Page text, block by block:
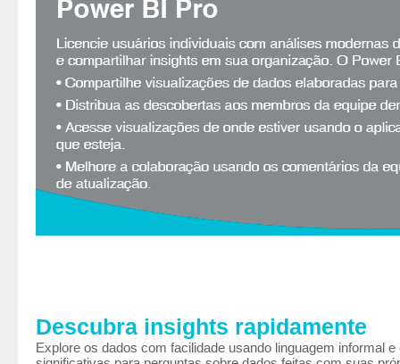
Descubra insights rapidamente
Explore os dados com facilidade usando linguagem informal